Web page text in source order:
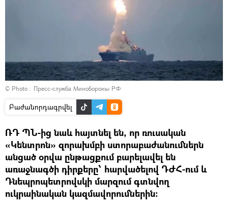
© Photo : Пресс-служба Минобороны РФ
Բաժանորդագրվել
ՌԴ ՊՆ-ից նաև հայտնել են, որ ռուսական
«Կենտրոն» զորախմբի ստորաբաժանումներն
անցած օրվա ընթացքում բարելավել են
առաջնագծի դիրքերը՝ հարվածելով ԴԺՀ-ում և
Դնեպրոպետրովսկի մարզում գտնվող
ուկրաինական կազմավորումներին: